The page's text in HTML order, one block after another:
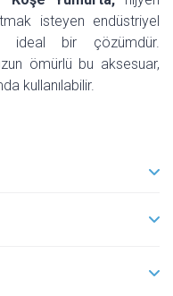
isteyen endüstriyel
ideal bir çözümdür.
ömürlü bu aksesuar,
kullanılabilir.